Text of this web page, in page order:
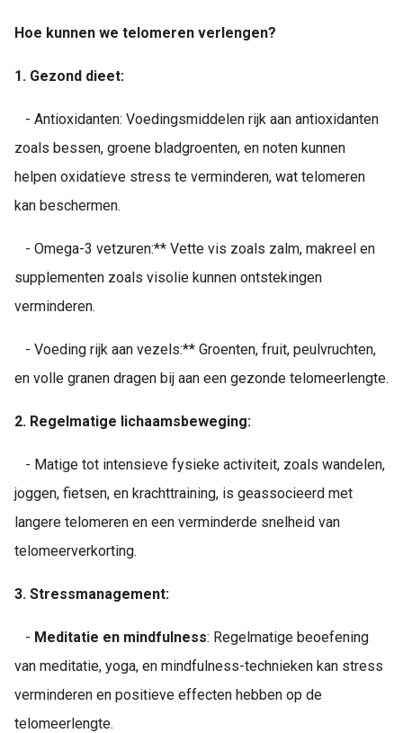
Hoe kunnen we telomeren verlengen?
1. Gezond dieet:
- Antioxidanten: Voedingsmiddelen rijk aan antioxidanten
zoals bessen, groene bladgroenten, en noten kunnen
helpen oxidatieve stress te verminderen, wat telomeren
kan beschermen.
- Omega-3 vetzuren:** Vette vis zoals zalm, makreel en
supplementen zoals visolie kunnen ontstekingen
verminderen.
- Voeding rijk aan vezels:** Groenten, fruit, peulvruchten,
en volle granen dragen bij aan een gezonde telomeerlengte.
2. Regelmatige lichaamsbeweging:
- Matige tot intensieve fysieke activiteit, zoals wandelen,
joggen, fietsen, en krachttraining, is geassocieerd met
langere telomeren en een verminderde snelheid van
telomeerverkorting.
3. Stressmanagement:
- Meditatie en mindfulness: Regelmatige beoefening
van meditatie, yoga, en mindfulness-technieken kan stress
verminderen en positieve effecten hebben op de
telomeerlengte.